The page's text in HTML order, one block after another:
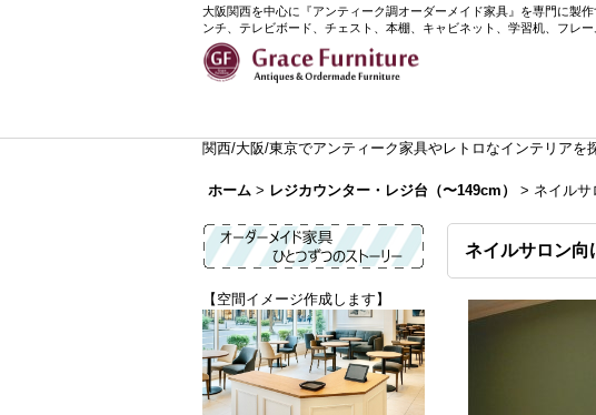
大阪関西を中心に『アンティーク調オーダーメイド家具』を専門に製
ンチ、テレビボード、チェスト、本棚、キャビネット、学習机、フレー
関西/大阪/東京でアンティーク家具やレトロなインテリアを
ホーム > レジカウンター・レジ台（〜149cm） > ネイル
【空間イメージ作成します】
ネイルサロン